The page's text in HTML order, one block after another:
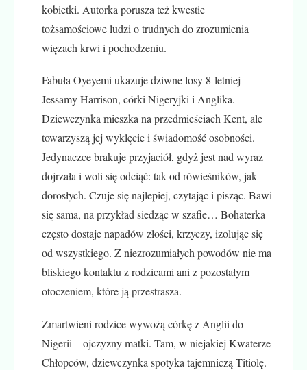
kobietki. Autorka porusza też kwestie
tożsamościowe ludzi o trudnych do zrozumienia
więzach krwi i pochodzeniu.
Fabuła Oyeyemi ukazuje dziwne losy 8-letniej
Jessamy Harrison, córki Nigeryjki i Anglika.
Dziewczynka mieszka na przedmieściach Kent, ale
towarzyszą jej wyklęcie i świadomość osobności.
Jedynaczce brakuje przyjaciół, gdyż jest nad wyraz
dojrzała i woli się odciąć: tak od rówieśników, jak
dorosłych. Czuje się najlepiej, czytając i pisząc. Bawi
się sama, na przykład siedząc w szafie… Bohaterka
często dostaje napadów złości, krzyczy, izolując się
od wszystkiego. Z niezrozumiałych powodów nie ma
bliskiego kontaktu z rodzicami ani z pozostałym
otoczeniem, które ją przestrasza.
Zmartwieni rodzice wywożą córkę z Anglii do
Nigerii – ojczyzny matki. Tam, w niejakiej Kwaterze
Chłopców, dziewczynka spotyka tajemniczą Titiolę.